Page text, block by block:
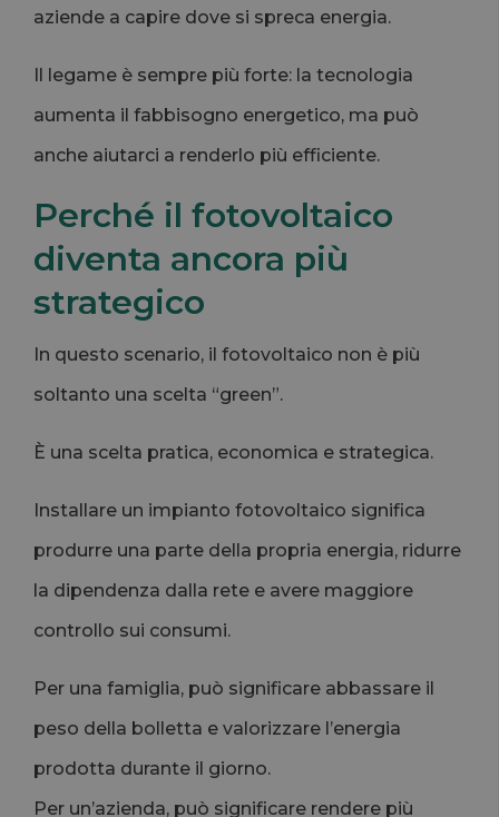
aziende a capire dove si spreca energia.
Il legame è sempre più forte: la tecnologia
aumenta il fabbisogno energetico, ma può
anche aiutarci a renderlo più efficiente.
Perché il fotovoltaico
diventa ancora più
strategico
In questo scenario, il fotovoltaico non è più
soltanto una scelta “green”.
È una scelta pratica, economica e strategica.
Installare un impianto fotovoltaico significa
produrre una parte della propria energia, ridurre
la dipendenza dalla rete e avere maggiore
controllo sui consumi.
Per una famiglia, può significare abbassare il
peso della bolletta e valorizzare l’energia
prodotta durante il giorno.
Per un’azienda, può significare rendere più